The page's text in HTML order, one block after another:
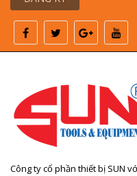
Công ty cổ phần thiết bị SUN